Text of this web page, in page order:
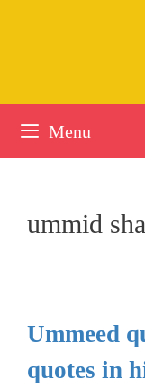
Menu
ummid
Ummeed
quotes in